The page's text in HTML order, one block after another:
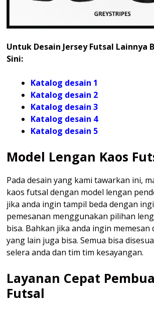
Untuk Desain Jersey Futsal Lainnya
Sini:
Katalog desain 1
Katalog desain 2
Katalog desain 3
Katalog desain 4
Katalog desain 5
Model Lengan Kaos
Pada desain yang kami tawarkan ini,
kaos futsal dengan model lengan
jika anda ingin tampil beda dengan
pemesanan menggunakan pilihan
bisa. Bahkan jika anda ingin memesan
yang lain juga bisa. Semua bisa
selera anda dan tim tim kesayangan.
Layanan Cepat
Futsal